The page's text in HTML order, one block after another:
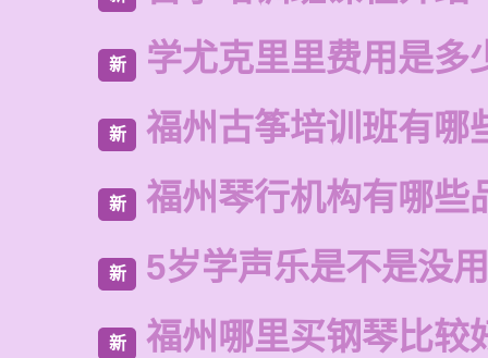
新 学尤克里里费用是多
新 福州古筝培训班有哪
新 福州琴行机构有哪些
新 5岁学声乐是不是没用
新 福州哪里买钢琴比较